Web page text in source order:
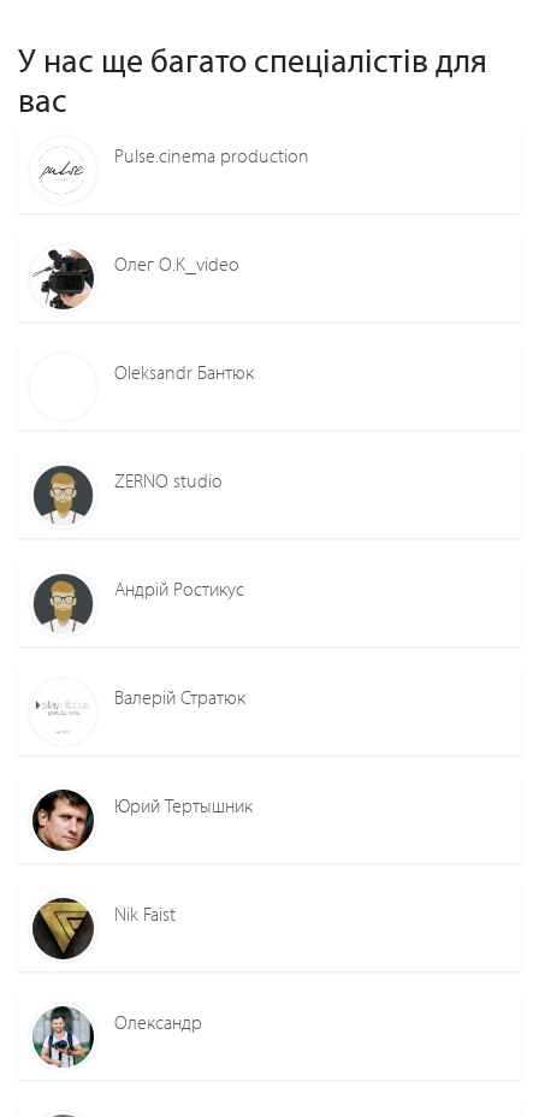
У нас ще багато спеціалістів для
вас
Pulse.cinema production
Олег O.K_video
Oleksandr Бантюк
ZERNO studio
Андрій Ростикус
Валерій Стратюк
Юрий Тертышник
Nik Faist
Олександр